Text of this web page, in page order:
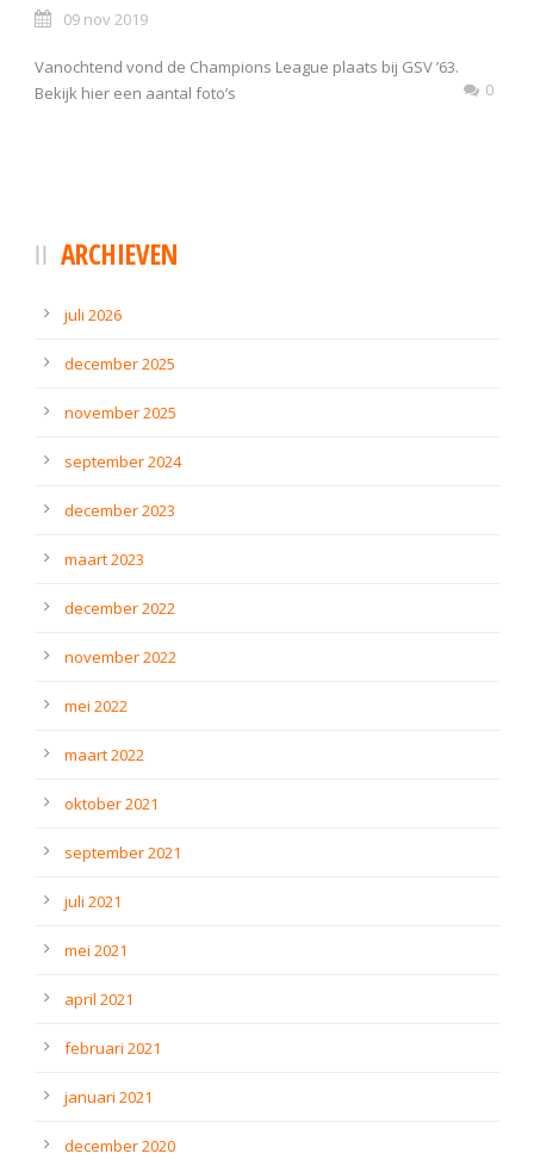
09 nov 2019
Vanochtend vond de Champions League plaats bij GSV ’63.
Bekijk hier een aantal foto’s
0
ARCHIEVEN
juli 2026
december 2025
november 2025
september 2024
december 2023
maart 2023
december 2022
november 2022
mei 2022
maart 2022
oktober 2021
september 2021
juli 2021
mei 2021
april 2021
februari 2021
januari 2021
december 2020